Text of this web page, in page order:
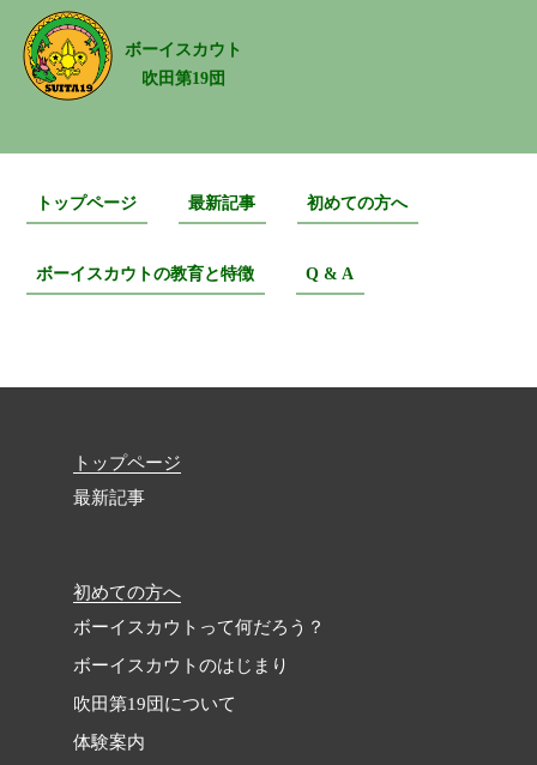
ボーイスカウト
吹田第19団
トップページ 最新記事 初めての方へ
ボーイスカウトの教育と特徴 Q & A
トップページ
最新記事
初めての方へ
ボーイスカウトって何だろう？
ボーイスカウトのはじまり
吹田第19団について
体験案内